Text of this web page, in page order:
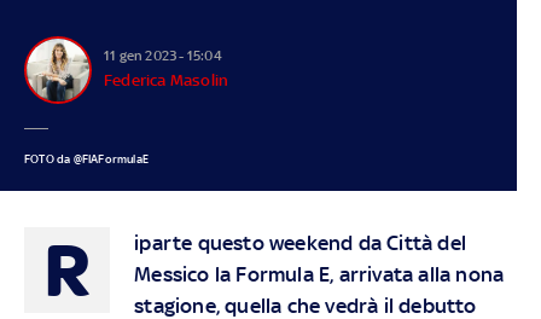
11 gen 2023 - 15:04
Federica Masolin
FOTO da @FIAFormulaE
R
iparte questo weekend da Città del
Messico la Formula E, arrivata alla nona
stagione, quella che vedrà il debutto